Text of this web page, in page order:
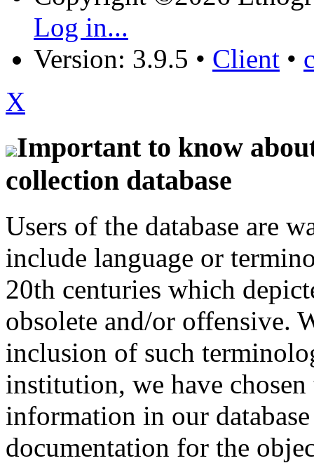
Log in...
Version: 3.9.5 • Client •
X
Important to know
collection database
Users of the database are
include language or
20th centuries which
obsolete and/or offensive.
inclusion of such
institution, we have
information in our
documentation for the